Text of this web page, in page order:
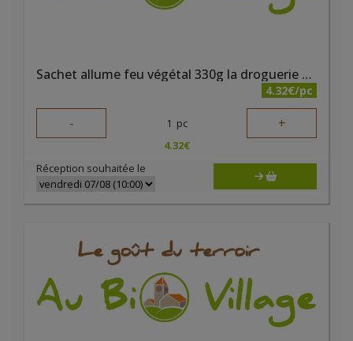
Sachet allume feu végétal 330g la droguerie écologique
4.32€/pc
- 1 pc +
4.32€
Réception souhaitée le